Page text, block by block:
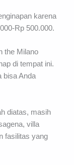
karena
Rp 500.000.
the Milano
di tempat ini.
bisa Anda
diatas, masih
villa
fasilitas yang